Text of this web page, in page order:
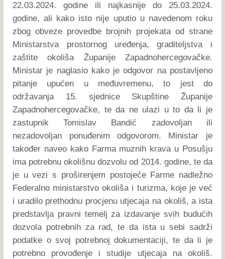
22.03.2024. godine ili najkasnije do 25.03.2024.
godine, ali kako isto nije uputio u navedenom roku
zbog obveze provedbe brojnih projekata od strane
Ministarstva prostornog uređenja, graditeljstva i
zaštite okoliša Županije Zapadnohercegovačke.
Ministar je naglasio kako je odgovor na postavljeno
pitanje upućen u međuvremenu, to jest do
održavanja 15. sjednice Skupštine Županije
Zapadnohercegovačke, te da ne ulazi u to da li je
zastupnik Tomislav Bandić zadovoljan ili
nezadovoljan ponuđenim odgovorom. Ministar je
također naveo kako Farma muznih krava u Posušju
ima potrebnu okolišnu dozvolu od 2014. godine, te da
je u vezi s proširenjem postojeće Farme nadležno
Federalno ministarstvo okoliša i turizma, koje je već
i uradilo prethodnu procjenu utjecaja na okoliš, a ista
predstavlja pravni temelj za izdavanje svih budućih
dozvola potrebnih za rad, te da ista u sebi sadrži
podatke o svoj potrebnoj dokumentaciji, te da li je
potrebno provođenje i studije utjecaja na okoliš.